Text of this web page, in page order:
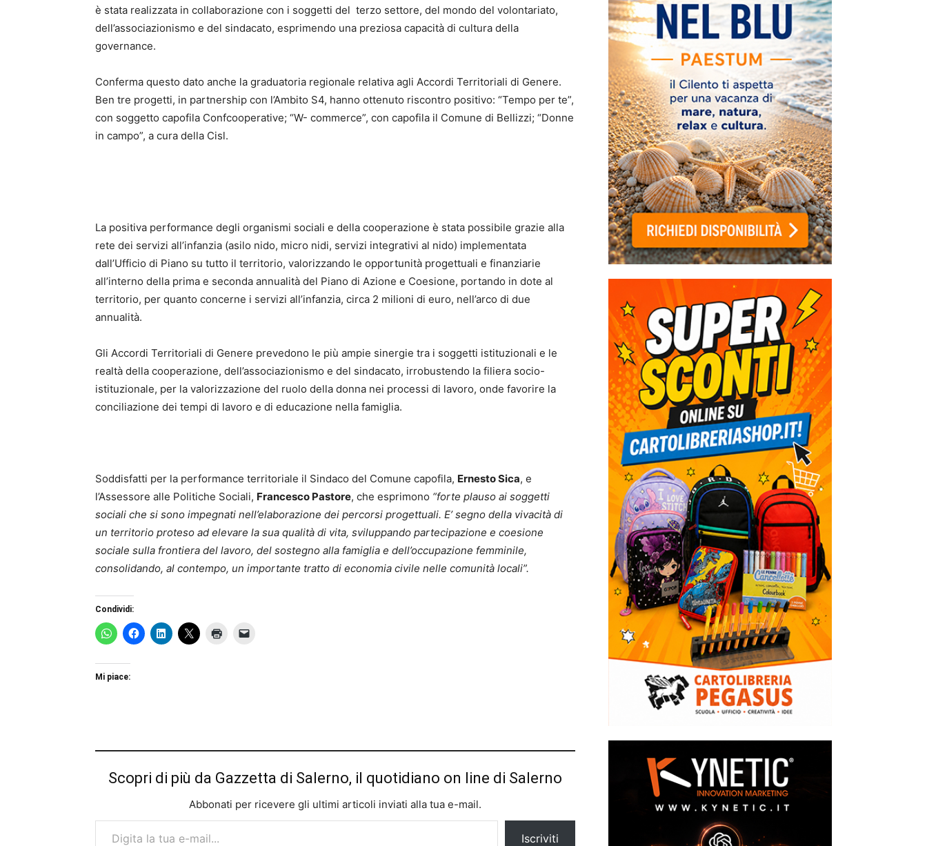
è stata realizzata in collaborazione con i soggetti del terzo settore, del mondo del volontariato,
dell’associazionismo e del sindacato, esprimendo una preziosa capacità di cultura della
governance.
Conferma questo dato anche la graduatoria regionale relativa agli Accordi Territoriali di Genere.
Ben tre progetti, in partnership con l’Ambito S4, hanno ottenuto riscontro positivo: “Tempo per te”,
con soggetto capofila Confcooperative; “W- commerce”, con capofila il Comune di Bellizzi; “Donne
in campo”, a cura della Cisl.
La positiva performance degli organismi sociali e della cooperazione è stata possibile grazie alla
rete dei servizi all’infanzia (asilo nido, micro nidi, servizi integrativi al nido) implementata
dall’Ufficio di Piano su tutto il territorio, valorizzando le opportunità progettuali e finanziarie
all’interno della prima e seconda annualità del Piano di Azione e Coesione, portando in dote al
territorio, per quanto concerne i servizi all’infanzia, circa 2 milioni di euro, nell’arco di due
annualità.
Gli Accordi Territoriali di Genere prevedono le più ampie sinergie tra i soggetti istituzionali e le
realtà della cooperazione, dell’associazionismo e del sindacato, irrobustendo la filiera socio-
istituzionale, per la valorizzazione del ruolo della donna nei processi di lavoro, onde favorire la
conciliazione dei tempi di lavoro e di educazione nella famiglia.
Soddisfatti per la performance territoriale il Sindaco del Comune capofila, Ernesto Sica, e
l’Assessore alle Politiche Sociali, Francesco Pastore, che esprimono “forte plauso ai soggetti
sociali che si sono impegnati nell’elaborazione dei percorsi progettuali. E’ segno della vivacità di
un territorio proteso ad elevare la sua qualità di vita, sviluppando partecipazione e coesione
sociale sulla frontiera del lavoro, del sostegno alla famiglia e dell’occupazione femminile,
consolidando, al contempo, un importante tratto di economia civile nelle comunità locali”.
Condividi:
Mi piace:
Scopri di più da Gazzetta di Salerno, il quotidiano on line di Salerno
Abbonati per ricevere gli ultimi articoli inviati alla tua e-mail.
Digita la tua e-mail...
Iscriviti